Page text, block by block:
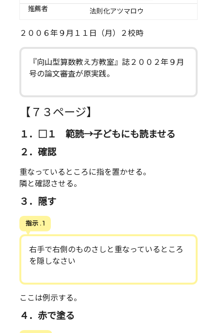
推薦者 法則化アツマロウ
２００６年９月１１日（月）２校時
『向山型算数教え方教室』誌２００２年９月
号の論文審査が原実践。
【７３ページ】
１．□１ 範読→子どもにも読ませる
２．確認
重なっているところに指を置かせる。
隣と確認させる。
３．隠す
指示 . 1
右手で右側のものさしと重なっているところ
を隠しなさい
ここは例示する。
４．赤で塗る